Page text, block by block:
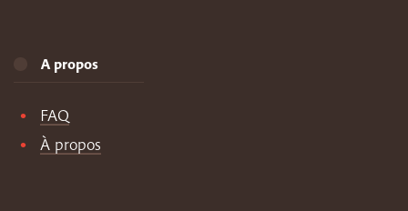
A propos
FAQ
À propos